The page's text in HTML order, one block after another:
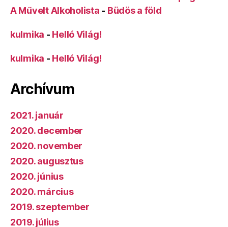
A Művelt Alkoholista - Büdös a föld
kulmika - Helló Világ!
kulmika - Helló Világ!
Archívum
2021. január
2020. december
2020. november
2020. augusztus
2020. június
2020. március
2019. szeptember
2019. július